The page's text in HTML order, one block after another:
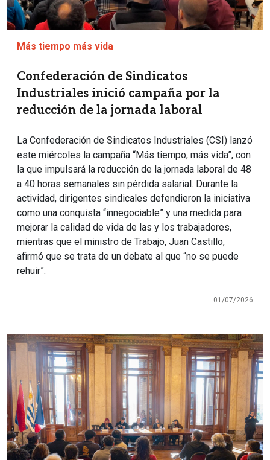
Más tiempo más vida
Confederación de Sindicatos
Industriales inició campaña por la
reducción de la jornada laboral
La Confederación de Sindicatos Industriales (CSI) lanzó
este miércoles la campaña “Más tiempo, más vida”, con
la que impulsará la reducción de la jornada laboral de 48
a 40 horas semanales sin pérdida salarial. Durante la
actividad, dirigentes sindicales defendieron la iniciativa
como una conquista “innegociable” y una medida para
mejorar la calidad de vida de las y los trabajadores,
mientras que el ministro de Trabajo, Juan Castillo,
afirmó que se trata de un debate al que “no se puede
rehuir”.
01/07/2026
Imagen